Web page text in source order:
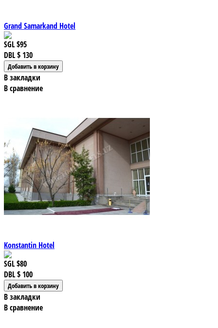
Grand Samarkand Hotel
SGL$95
DBL$ 130
В закладки
В сравнение
Konstantin Hotel
SGL$80
DBL$ 100
В закладки
В сравнение